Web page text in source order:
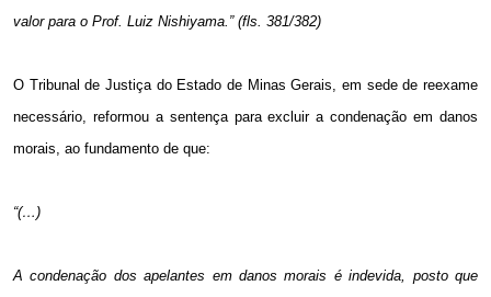
valor para o Prof. Luiz Nishiyama.” (fls. 381/382)
O Tribunal de Justiça do Estado de Minas Gerais, em sede de reexame
necessário, reformou a sentença para excluir a condenação em danos
morais, ao fundamento de que:
“(…)
A condenação dos apelantes em danos morais é indevida, posto que